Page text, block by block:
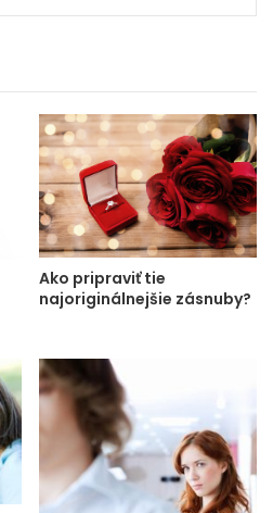
Ako pripraviť tie
najoriginálnejšie zásnuby?